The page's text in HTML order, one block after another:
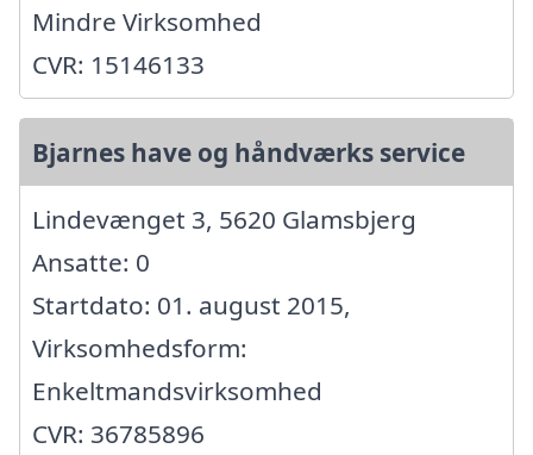
Mindre Virksomhed
CVR: 15146133
Bjarnes have og håndværks service
Lindevænget 3, 5620 Glamsbjerg
Ansatte: 0
Startdato: 01. august 2015,
Virksomhedsform:
Enkeltmandsvirksomhed
CVR: 36785896